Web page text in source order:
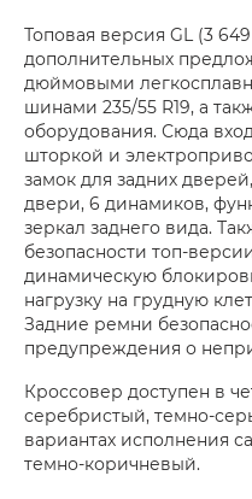
Топовая версия GL (3
дополнительных
дюймовыми
шинами 235/55 R19, а
оборудования. Сюда
шторкой и
замок для задних
двери, 6 динамиков,
зеркал заднего вида.
безопасности топ-
динамическую
нагрузку на грудную
Задние ремни
предупреждения о
Кроссовер доступен в
серебристый, темно-
вариантах исполнения
темно-коричневый.